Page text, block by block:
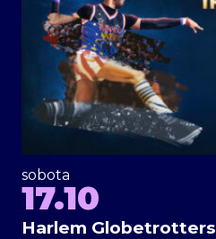
sobota
17.10
Harlem Globetrotters